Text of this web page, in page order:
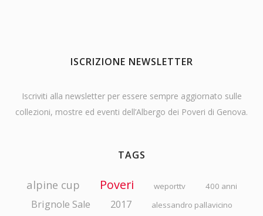
ISCRIZIONE NEWSLETTER
Iscriviti alla newsletter per essere sempre aggiornato sulle
collezioni, mostre ed eventi dell’Albergo dei Poveri di Genova.
TAGS
alpine cup Poveri weporttv 400 anni
Brignole Sale 2017 alessandro pallavicino